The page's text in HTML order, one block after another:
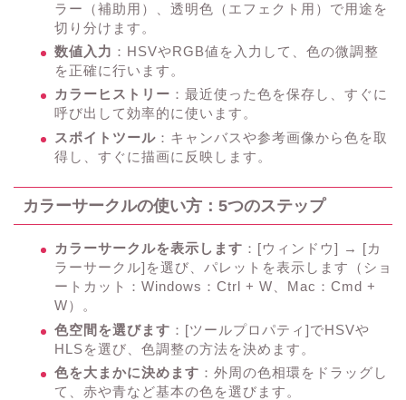
ラー（補助用）、透明色（エフェクト用）で用途を
切り分けます。
数値入力 ：HSVやRGB値を入力して、色の微調整
を正確に行います。
カラーヒストリー ：最近使った色を保存し、すぐに
呼び出して効率的に使います。
スポイトツール ：キャンバスや参考画像から色を取
得し、すぐに描画に反映します。
カラーサークルの使い方：5つのステップ
カラーサークルを表示します ：[ウィンドウ] → [カ
ラーサークル]を選び、パレットを表示します（ショ
ートカット：Windows：Ctrl + W、Mac：Cmd +
W）。
色空間を選びます ：[ツールプロパティ]でHSVや
HLSを選び、色調整の方法を決めます。
色を大まかに決めます ：外周の色相環をドラッグし
て、赤や青など基本の色を選びます。